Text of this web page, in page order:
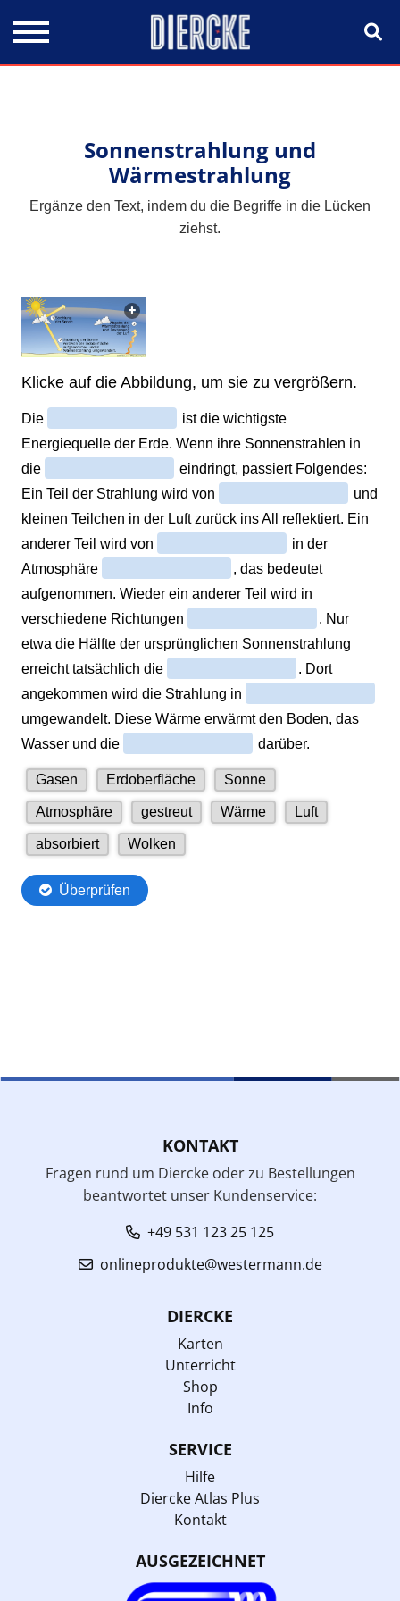
Sonnenstrahlung und
Wärmestrahlung
Ergänze den Text, indem du die Begriffe in die Lücken
ziehst.
KONTAKT
Fragen rund um Diercke oder zu Bestellungen
beantwortet unser Kundenservice:
+49 531 123 25 125
onlineprodukte@westermann.de
DIERCKE
Karten
Unterricht
Shop
Info
SERVICE
Hilfe
Diercke Atlas Plus
Kontakt
AUSGEZEICHNET